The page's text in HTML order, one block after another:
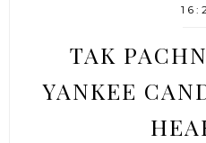
TAK
YANKEE